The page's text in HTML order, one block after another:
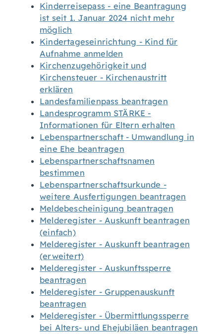
Kinderreisepass - eine Beantragung
ist seit 1. Januar 2024 nicht mehr
möglich
Kindertageseinrichtung - Kind für
Aufnahme anmelden
Kirchenzugehörigkeit und
Kirchensteuer - Kirchenaustritt
erklären
Landesfamilienpass beantragen
Landesprogramm STÄRKE -
Informationen für Eltern erhalten
Lebenspartnerschaft - Umwandlung in
eine Ehe beantragen
Lebenspartnerschaftsnamen
bestimmen
Lebenspartnerschaftsurkunde -
weitere Ausfertigungen beantragen
Meldebescheinigung beantragen
Melderegister - Auskunft beantragen
(einfach)
Melderegister - Auskunft beantragen
(erweitert)
Melderegister - Auskunftssperre
beantragen
Melderegister - Gruppenauskunft
beantragen
Melderegister - Übermittlungssperre
bei Alters- und Ehejubiläen beantragen